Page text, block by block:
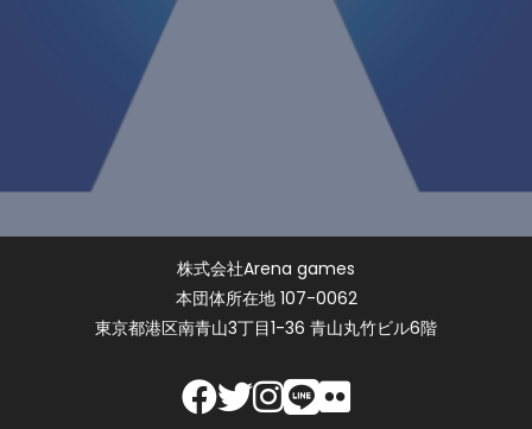
株式会社Arena games
本団体所在地 107-0062
東京都港区南青山3丁目1-36 青山丸竹ビル6階